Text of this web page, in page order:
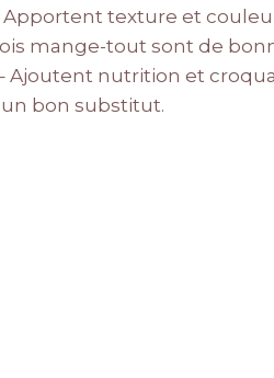
Apportent texture et
mange-tout sont de
Ajoutent nutrition et
bon substitut.